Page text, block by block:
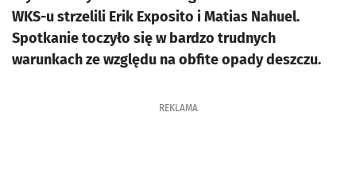
WKS-u strzelili Erik Exposito i Matias Nahuel.
Spotkanie toczyło się w bardzo trudnych
warunkach ze względu na obfite opady deszczu.
REKLAMA